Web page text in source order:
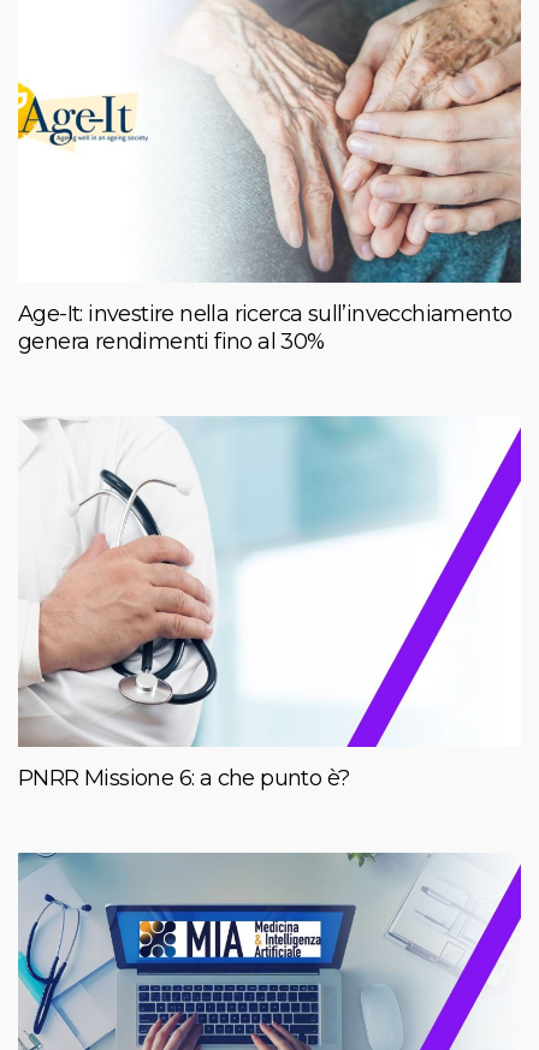
Age-It: investire nella ricerca sull’invecchiamento
genera rendimenti fino al 30%
PNRR Missione 6: a che punto è?